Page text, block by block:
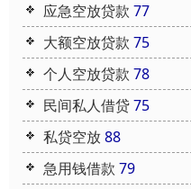
应急空放贷款 77
大额空放贷款 75
个人空放贷款 78
民间私人借贷75
私贷空放88
急用钱借款 79